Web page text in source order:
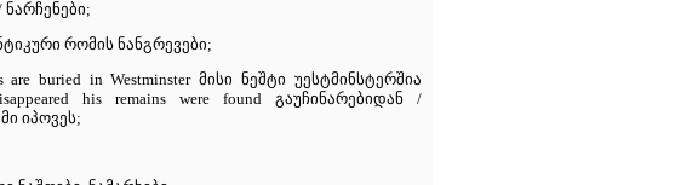
ნარჩენები;
რომის ნანგრევები;
are buried in Westminster მისი ნეშტი უესტმინსტერშია
his remains were found გაუჩინარებიდან /
იპოვეს;